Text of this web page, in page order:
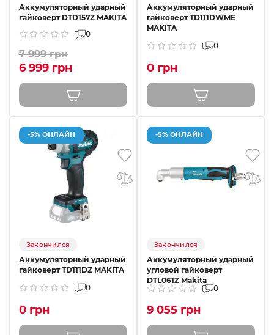
Аккумуляторный ударный
гайковерт DTD157Z MAKITA
0
7 999 грн
6 999 грн
Аккумуляторный ударный
гайковерт TD111DWME
MAKITA
0
0 грн
-5% ОНЛАЙН
Закончился
Аккумуляторный ударный
гайковерт TD111DZ MAKITA
0
0 грн
-5% ОНЛАЙН
Закончился
Аккумуляторный ударный
угловой гайковерт
DTL061Z Makita
0
9 055 грн